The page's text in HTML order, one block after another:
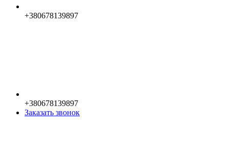
+380678139897
+380678139897
Заказать звонок